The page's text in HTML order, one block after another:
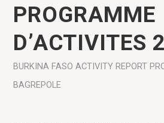
PROGRAMME
D’ACTIVITES
BURKINA FASO ACTIVITY REPORT
BAGREPOLE